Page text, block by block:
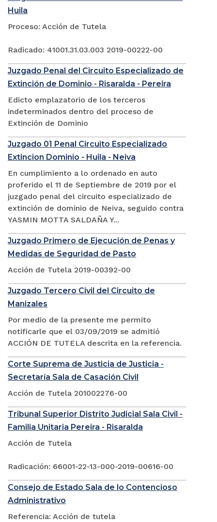
Huila
Proceso: Acción de Tutela
Radicado: 41001.31.03.003 2019-00222-00
Juzgado Penal del Circuito Especializado de
Extinción de Dominio - Risaralda - Pereira
Edicto emplazatorio de los terceros
indeterminados dentro del proceso de
Extinción de Dominio
Juzgado 01 Penal Circuito Especializado
Extincion Dominio - Huila - Neiva
En cumplimiento a lo ordenado en auto
proferido el 11 de Septiembre de 2019 por el
juzgado penal del circuito especializado de
extinción de dominio de Neiva, seguido contra
YASMIN MOTTA SALDAÑA Y...
Juzgado Primero de Ejecución de Penas y
Medidas de Seguridad de Pasto
Acción de Tutela 2019-00392-00
Juzgado Tercero Civil del Circuito de
Manizales
Por medio de la presente me permito
notificarle que el 03/09/2019 se admitió
ACCIÓN DE TUTELA descrita en la referencia.
Corte Suprema de Justicia de Justicia -
Secretaría Sala de Casación Civil
Acción de Tutela 201002276-00
Tribunal Superior Distrito Judicial Sala Civil -
Familia Unitaria Pereira - Risaralda
Acción de Tutela
Radicación: 66001-22-13-000-2019-00616-00
Consejo de Estado Sala de lo Contencioso
Administrativo
Referencia: Acción de tutela